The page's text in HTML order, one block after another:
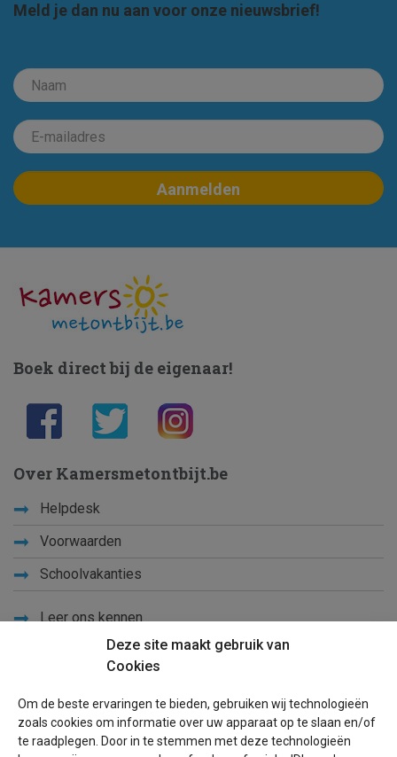
Meld je dan nu aan voor onze nieuwsbrief!
Deze site maakt gebruik van
Cookies
Om de beste ervaringen te bieden, gebruiken wij technologieën
zoals cookies om informatie over uw apparaat op te slaan en/of
te raadplegen. Door in te stemmen met deze technologieën
Boek direct bij de eigenaar!
Over Kamersmetontbijt.be
Helpdesk
Voorwaarden
Schoolvakanties
Leer ons kennen
Sitemap
Blog